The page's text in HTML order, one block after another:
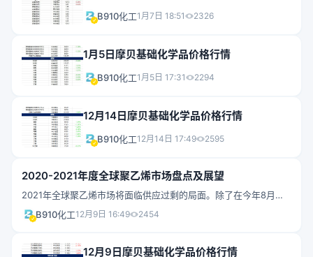
B910化工1月7日 18:51 2326
1月5日摩贝基础化学品价格行情
B910化工1月5日 17:31 2294
12月14日摩贝基础化学品价格行情
B910化工12月14日 17:49 2595
2020-2021年度全球聚乙烯市场盘点及展望
2021年全球聚乙烯市场将面临供应过剩的局面。除了在今年8月和
10月飓风袭击美国路易斯安那州西南部和德克萨斯州东南部导致停
产的聚乙烯装置将恢复正常生产之外，亚洲地区大量新增聚乙烯产
能也随时准备投产。而在需求方面，虽然在全球新冠肺炎疫情大流
B910化工12月9日 16:49 2454
12月9日摩贝基础化学品价格行情